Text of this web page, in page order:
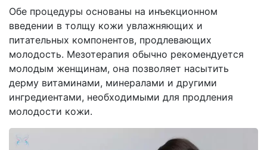
Обе процедуры основаны на инъекционном
введении в толщу кожи увлажняющих и
питательных компонентов, продлевающих
молодость. Мезотерапия обычно рекомендуется
молодым женщинам, она позволяет насытить
дерму витаминами, минералами и другими
ингредиентами, необходимыми для продления
молодости кожи.